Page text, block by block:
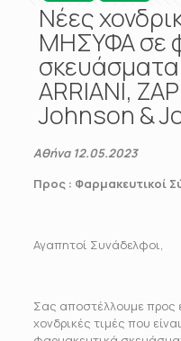
Νέες
ΜΗΣΥΦΑ σε
σκευάσματα
ARRIANI,
Johnson &
Αθήνα 12.05.2023
Προς : Φαρμακευτικοί
Αγαπητοί Συνάδελφοι,
Σας αποστέλλουμε προς
χονδρικές τιμές που